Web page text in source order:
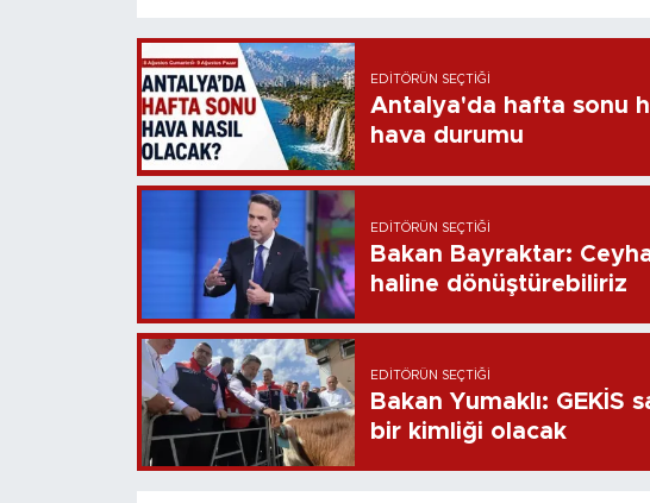
EDITÖRÜN SEÇTIĞI
Antalya'da hafta sonu
hava durumu
EDITÖRÜN SEÇTIĞI
Bakan Bayraktar:
haline dönüştürebiliriz
EDITÖRÜN SEÇTIĞI
Bakan Yumaklı: GEKİS
bir kimliği olacak